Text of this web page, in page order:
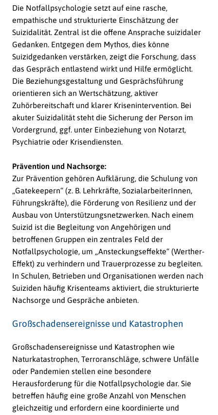
Die Notfallpsychologie setzt auf eine rasche,
empathische und strukturierte Einschätzung der
Suizidalität. Zentral ist die offene Ansprache suizidaler
Gedanken. Entgegen dem Mythos, dies könne
Suizidgedanken verstärken, zeigt die Forschung, dass
das Gespräch entlastend wirkt und Hilfe ermöglicht.
Die Beziehungsgestaltung und Gesprächsführung
orientieren sich an Wertschätzung, aktiver
Zuhörbereitschaft und klarer Krisenintervention. Bei
akuter Suizidalität steht die Sicherung der Person im
Vordergrund, ggf. unter Einbeziehung von Notarzt,
Psychiatrie oder Krisendiensten.
Prävention und Nachsorge:
Zur Prävention gehören Aufklärung, die Schulung von
„Gatekeepern“ (z. B. Lehrkräfte, SozialarbeiterInnen,
Führungskräfte), die Förderung von Resilienz und der
Ausbau von Unterstützungsnetzwerken. Nach einem
Suizid ist die Begleitung von Angehörigen und
betroffenen Gruppen ein zentrales Feld der
Notfallpsychologie, um „Ansteckungseffekte“ (Werther-
Effekt) zu verhindern und Trauerprozesse zu begleiten.
In Schulen, Betrieben und Organisationen werden nach
Suiziden häufig Krisenteams aktiviert, die strukturierte
Nachsorge und Gespräche anbieten.
Großschadensereignisse und Katastrophen
Großschadensereignisse und Katastrophen wie
Naturkatastrophen, Terroranschläge, schwere Unfälle
oder Pandemien stellen eine besondere
Herausforderung für die Notfallpsychologie dar. Sie
betreffen häufig eine große Anzahl von Menschen
gleichzeitig und erfordern eine koordinierte und